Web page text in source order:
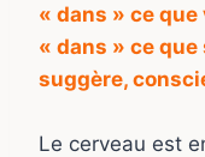
« dans » ce
« dans » ce
suggère,
Le cerveau est